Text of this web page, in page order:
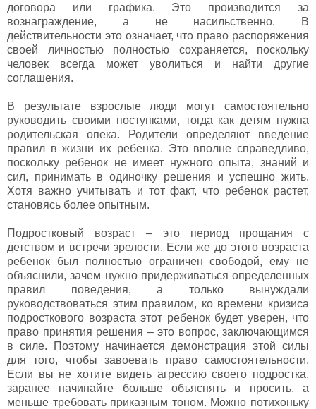
договора или графика. Это производится за
вознаграждение, а не насильственно. В
действительности это означает, что право распоряжения
своей личностью полностью сохраняется, поскольку
человек всегда может уволиться и найти другие
соглашения.
В результате взрослые люди могут самостоятельно
руководить своими поступками, тогда как детям нужна
родительская опека. Родители определяют введение
правил в жизни их ребенка. Это вполне справедливо,
поскольку ребенок не имеет нужного опыта, знаний и
сил, принимать в одиночку решения и успешно жить.
Хотя важно учитывать и тот факт, что ребенок растет,
становясь более опытным.
Подростковый возраст – это период прощания с
детством и встречи зрелости. Если же до этого возраста
ребенок был полностью ограничен свободой, ему не
объяснили, зачем нужно придерживаться определенных
правил поведения, а только вынуждали
руководствоваться этим правилом, ко времени кризиса
подросткового возраста этот ребенок будет уверен, что
право принятия решения – это вопрос, заключающимся
в силе. Поэтому начинается демонстрация этой силы
для того, чтобы завоевать право самостоятельности.
Если вы не хотите видеть агрессию своего подростка,
заранее начинайте больше объяснять и просить, а
меньше требовать приказным тоном. Можно потихоньку